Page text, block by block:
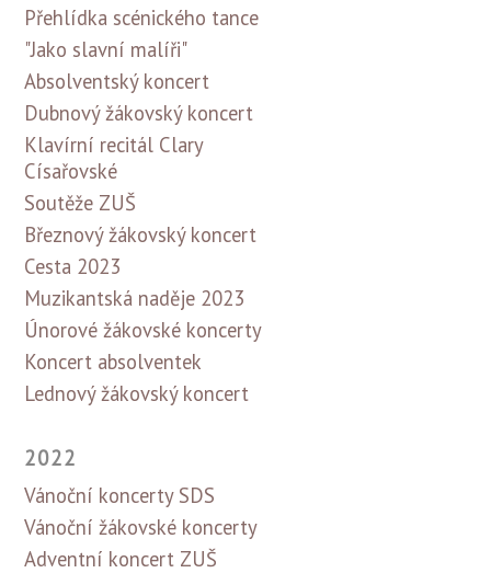
Přehlídka scénického tance
"Jako slavní malíři"
Absolventský koncert
Dubnový žákovský koncert
Klavírní recitál Clary
Císařovské
Soutěže ZUŠ
Březnový žákovský koncert
Cesta 2023
Muzikantská naděje 2023
Únorové žákovské koncerty
Koncert absolventek
Lednový žákovský koncert
2022
Vánoční koncerty SDS
Vánoční žákovské koncerty
Adventní koncert ZUŠ